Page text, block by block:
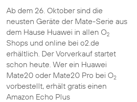
Ab dem 26. Oktober sind die
neusten Geräte der Mate-Serie aus
dem Hause Huawei in allen O2
Shops und online bei o2.de
erhältlich. Der Vorverkauf startet
schon heute. Wer ein Huawei
Mate20 oder Mate20 Pro bei O2
vorbestellt, erhält gratis einen
Amazon Echo Plus